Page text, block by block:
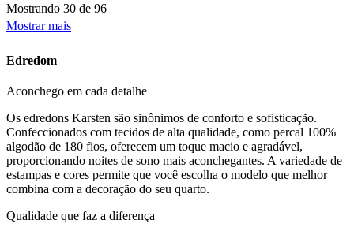
Mostrando 30 de 96
Mostrar mais
Edredom
Aconchego em cada detalhe
Os edredons Karsten são sinônimos de conforto e sofisticação.
Confeccionados com tecidos de alta qualidade, como percal 100%
algodão de 180 fios, oferecem um toque macio e agradável,
proporcionando noites de sono mais aconchegantes. A variedade de
estampas e cores permite que você escolha o modelo que melhor
combina com a decoração do seu quarto.
Qualidade que faz a diferença